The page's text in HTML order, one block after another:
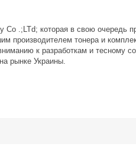
Co .;LTd; которая в свою очередь
производителем тонера и
к разработкам и тесному
рынке Украины.